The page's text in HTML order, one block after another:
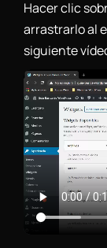
Hacer clic
arrastrarlo al
siguiente